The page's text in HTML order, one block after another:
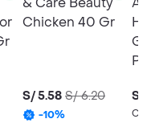
S/ 5.58 S/ 6.20
-10%
S/